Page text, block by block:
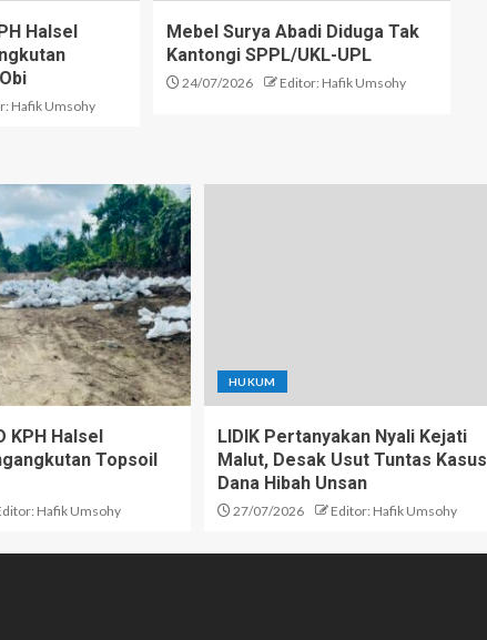
Halsel
Hafik Umsohy
Mebel Surya Abadi Diduga Tak
Kantongi SPPL/UKL-UPL
24/07/2026 Editor: Hafik Umsohy
KPH Halsel
Topsoil
Hafik Umsohy
HUKUM
LIDIK Pertanyakan Nyali Kejati
Malut, Desak Usut Tuntas Kasus
Dana Hibah Unsan
27/07/2026 Editor: Hafik Umsohy